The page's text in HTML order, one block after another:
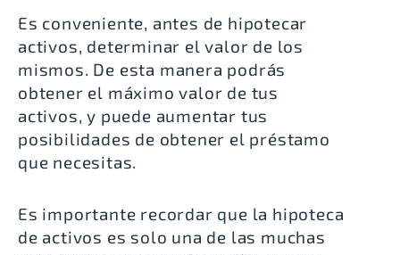
Es conveniente, antes de hipotecar
activos, determinar el valor de los
mismos. De esta manera podrás
obtener el máximo valor de tus
activos, y puede aumentar tus
posibilidades de obtener el préstamo
que necesitas.
Es importante recordar que la hipoteca
de activos es solo una de las muchas